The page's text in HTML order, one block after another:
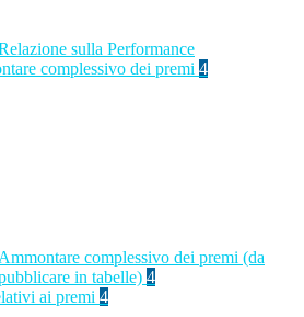
sulla Performance
complessivo dei premi 4
Ammontare complessivo dei premi (da
in tabelle) 4
ai premi 4